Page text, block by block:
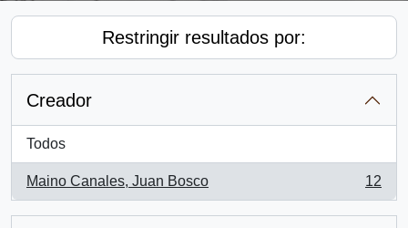
Restringir resultados por:
Creador
Todos
Maino Canales, Juan Bosco
, 12 resultados
12